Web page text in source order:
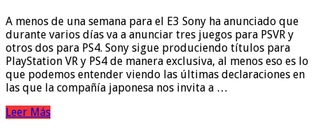
A menos de una semana para el E3 Sony ha anunciado que
durante varios días va a anunciar tres juegos para PSVR y
otros dos para PS4. Sony sigue produciendo títulos para
PlayStation VR y PS4 de manera exclusiva, al menos eso es lo
que podemos entender viendo las últimas declaraciones en
las que la compañía japonesa nos invita a …
Leer Más